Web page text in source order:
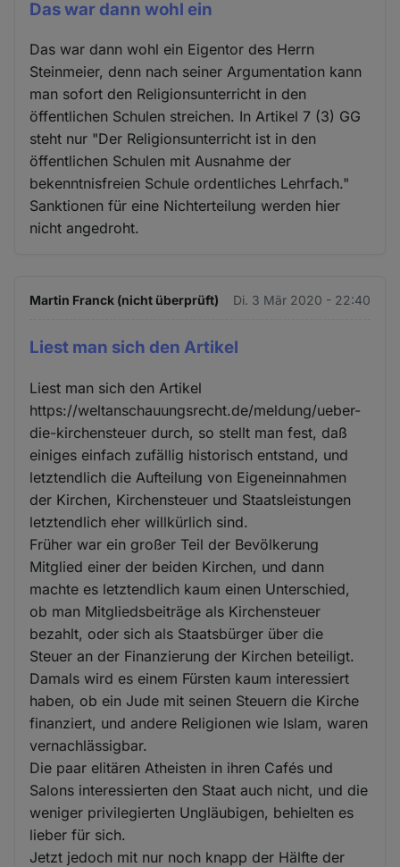
Das war dann wohl ein
Das war dann wohl ein Eigentor des Herrn
Steinmeier, denn nach seiner Argumentation kann
man sofort den Religionsunterricht in den
öffentlichen Schulen streichen. In Artikel 7 (3) GG
steht nur "Der Religionsunterricht ist in den
öffentlichen Schulen mit Ausnahme der
bekenntnisfreien Schule ordentliches Lehrfach."
Sanktionen für eine Nichterteilung werden hier
nicht angedroht.
Martin Franck (nicht überprüft) Di. 3 Mär 2020 - 22:40
Liest man sich den Artikel
Liest man sich den Artikel
https://weltanschauungsrecht.de/meldung/ueber-
die-kirchensteuer durch, so stellt man fest, daß
einiges einfach zufällig historisch entstand, und
letztendlich die Aufteilung von Eigeneinnahmen
der Kirchen, Kirchensteuer und Staatsleistungen
letztendlich eher willkürlich sind.
Früher war ein großer Teil der Bevölkerung
Mitglied einer der beiden Kirchen, und dann
machte es letztendlich kaum einen Unterschied,
ob man Mitgliedsbeiträge als Kirchensteuer
bezahlt, oder sich als Staatsbürger über die
Steuer an der Finanzierung der Kirchen beteiligt.
Damals wird es einem Fürsten kaum interessiert
haben, ob ein Jude mit seinen Steuern die Kirche
finanziert, und andere Religionen wie Islam, waren
vernachlässigbar.
Die paar elitären Atheisten in ihren Cafés und
Salons interessierten den Staat auch nicht, und die
weniger privilegierten Ungläubigen, behielten es
lieber für sich.
Jetzt jedoch mit nur noch knapp der Hälfte der